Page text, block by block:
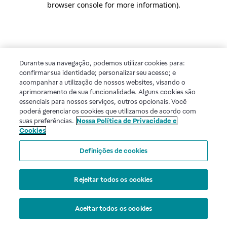
browser console for more information).
Durante sua navegação, podemos utilizar cookies para:
confirmar sua identidade; personalizar seu acesso; e
acompanhar a utilização de nossos websites, visando o
aprimoramento de sua funcionalidade. Alguns cookies são
essenciais para nossos serviços, outros opcionais. Você
poderá gerenciar os cookies que utilizamos de acordo com
suas preferências. Nossa Política de Privacidade e
Cookies
Definições de cookies
Rejeitar todos os cookies
Aceitar todos os cookies